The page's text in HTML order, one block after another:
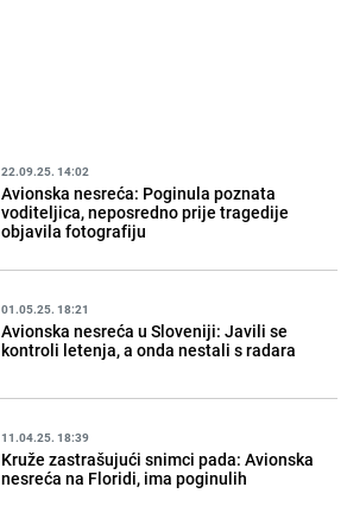
22.09.25. 14:02
Avionska nesreća: Poginula poznata
voditeljica, neposredno prije tragedije
objavila fotografiju
01.05.25. 18:21
Avionska nesreća u Sloveniji: Javili se
kontroli letenja, a onda nestali s radara
11.04.25. 18:39
Kruže zastrašujući snimci pada: Avionska
nesreća na Floridi, ima poginulih